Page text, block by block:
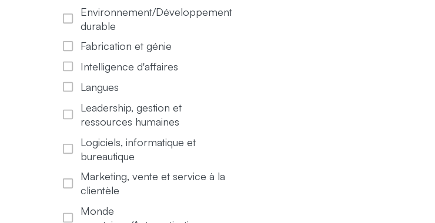
Environnement/Développement
durable
Fabrication et génie
Intelligence d'affaires
Langues
Leadership, gestion et
ressources humaines
Logiciels, informatique et
bureautique
Marketing, vente et service à la
clientèle
Monde